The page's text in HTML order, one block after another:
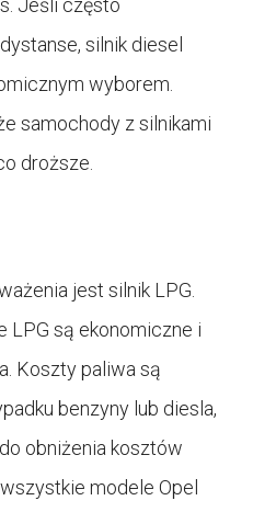
silnik diesel
wyborem.
samochody z silnikami
droższe.
jest silnik LPG.
LPG są ekonomiczne i
Koszty paliwa są
benzyny lub diesla,
obniżenia kosztów
modele Opel